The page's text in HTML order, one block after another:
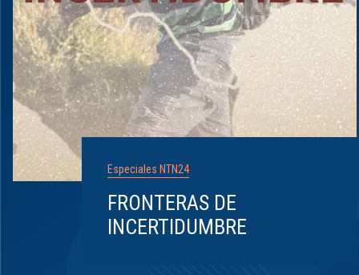
Especiales NTN24
FRONTERAS DE
INCERTIDUMBRE